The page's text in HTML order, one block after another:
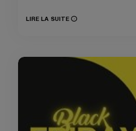
LIRE LA SUITE